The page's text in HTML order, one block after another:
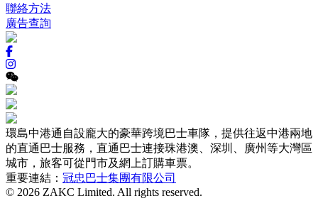
聯絡方法
廣告查詢
環島中港通自設龐大的豪華跨境巴士車隊，提供往返中港兩地
的直通巴士服務，直通巴士連接珠港澳、深圳、廣州等大灣區
城市，旅客可從門市及網上訂購車票。
重要連結： 冠忠巴士集團有限公司
© 2026 ZAKC Limited. All rights reserved.